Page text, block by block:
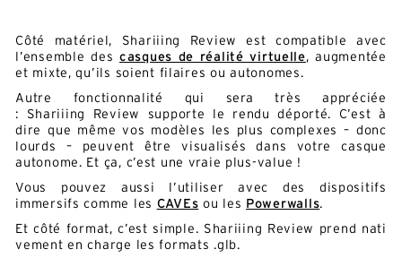
Côté matériel, Shariiing Review est compatible avec
l’ensemble des casques de réalité virtuelle, augmentée
et mixte, qu’ils soient filaires ou autonomes.
Autre fonctionnalité qui sera très appréciée
: Shariiing Review supporte le rendu déporté. C’est à
dire que même vos modèles les plus complexes – donc
lourds – peuvent être visualisés dans votre casque
autonome. Et ça, c’est une vraie plus-value !
Vous pouvez aussi l’utiliser avec des dispositifs
immersifs comme les CAVEs ou les Powerwalls.
Et côté format, c’est simple. Shariiing Review prend nati
vement en charge les formats .glb.